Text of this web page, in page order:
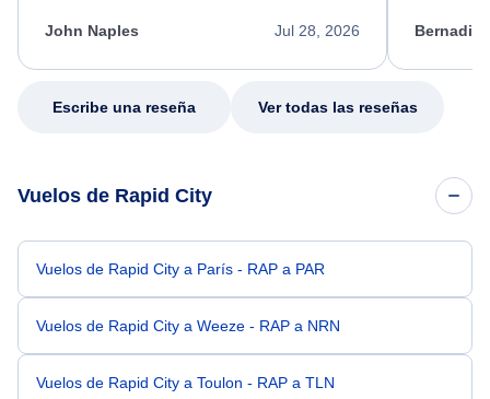
appreciate her excellent service.
Jul 28, 2026
John Naples
my issue.
Escribe una reseña Ver todas las reseñas
Vuelos de Rapid City
Vuelos de Rapid City a París - RAP a PAR
Vuelos de Rapid City a Weeze - RAP a NRN
Vuelos de Rapid City a Toulon - RAP a TLN